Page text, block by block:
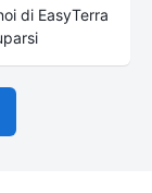
di EasyTerra